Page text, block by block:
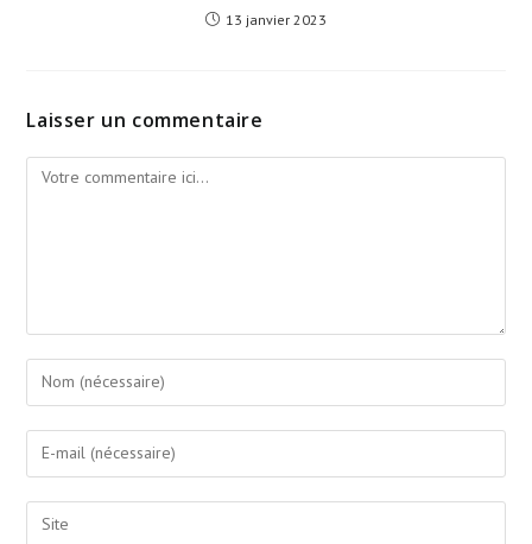
13 janvier 2023
Laisser un commentaire